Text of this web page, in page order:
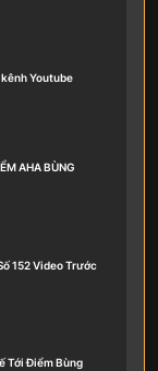
Youtube
AHA BÙNG
152 Video Trước
Tới Điểm Bùng